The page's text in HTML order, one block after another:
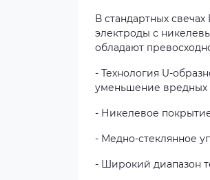
В стандартных
электроды с
обладают
- Технология U-
уменьшение
- Никелевое
- Медно-стеклянное
- Широкий диапазон